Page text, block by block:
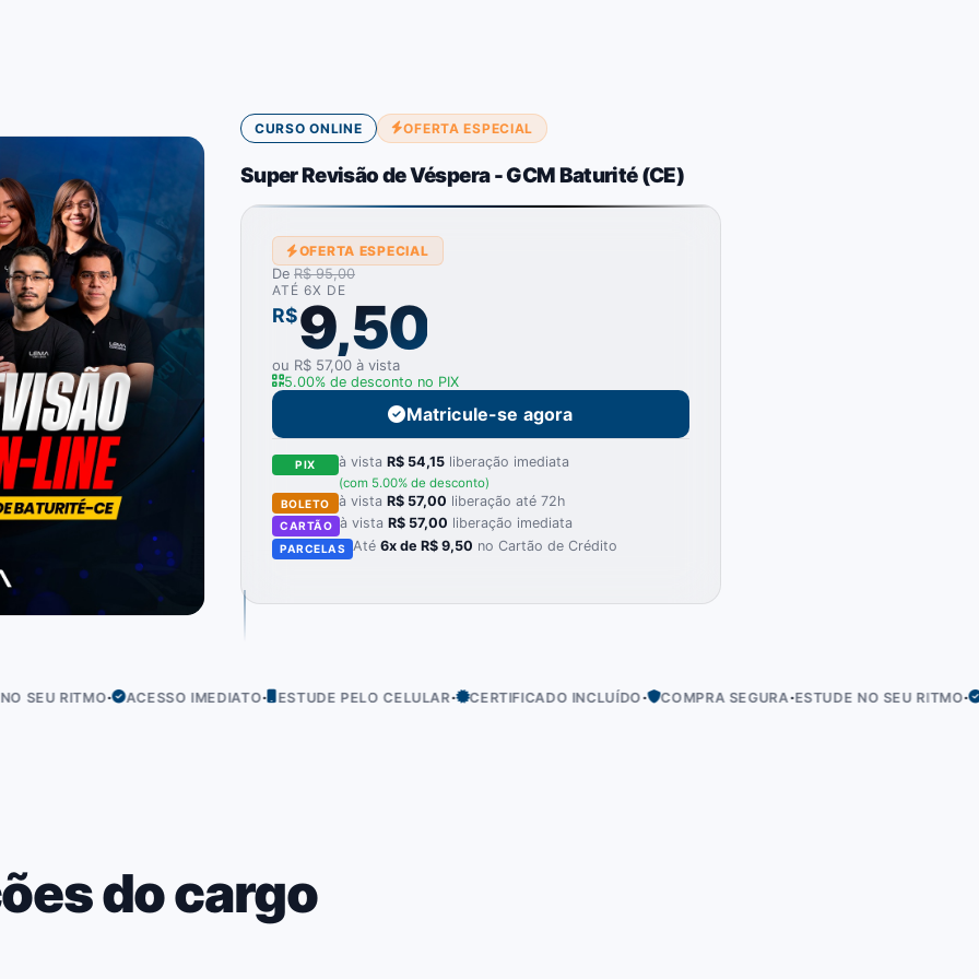
CURSO ONLINE OFERTA ESPECIAL
Super Revisão de Véspera - GCM Baturité (CE)
OFERTA ESPECIAL
De R$ 95,00
ATÉ 6X DE
R$9,50
ou R$ 57,00 à vista
5.00% de desconto no PIX
Matricule-se agora
PIX à vista R$ 54,15liberação imediata
(com 5.00% de desconto)
BOLETO à vista R$ 57,00 liberação até 72h
CARTÃO à vistaR$ 57,00 liberação imediata
PARCELAS Até6x de R$ 9,50 no Cartão de Crédito
· ACESSO IMEDIATO· ESTUDE PELO CELULAR· CERTIFICADO INCLUÍDO· COMPRA SEGURA·ESTUDE NO SEU RITMO· ACESSO
do cargo